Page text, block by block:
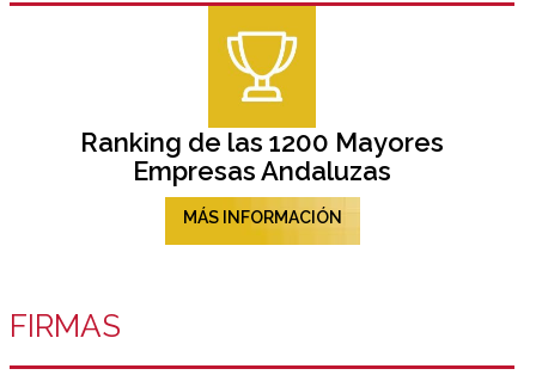
Ranking de las 1200 Mayores
Empresas Andaluzas
MÁS INFORMACIÓN
FIRMAS